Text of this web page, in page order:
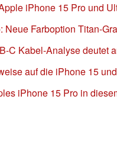
iPhone 15 Pro und
Neue Farboption Titan-
C Kabel-Analyse deutet
auf die iPhone 15
iPhone 15 Pro in